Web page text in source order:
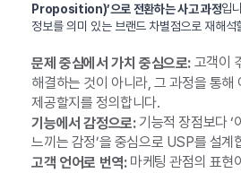
Proposition)’으로 전환하는 사고 과정입
정보를 의미 있는 브랜드 차별점으로 재해석
문제 중심에서 가치 중심으로:고객이
해결하는 것이 아니라, 그 과정을 통해
제공할지를 정의합니다.
기능에서 감정으로:기능적 장점보다 ‘
느끼는 감정’을 중심으로 USP를 설계
고객 언어로 번역:마케팅 관점의 표현